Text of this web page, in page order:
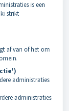
is een
strikt
af van of het om
administraties
administraties